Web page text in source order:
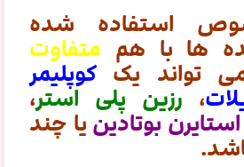
استفاده شده
ها با هم متفاوت
تواند یک کوپلیمر
، رزین پلی استر،
استایرن بوتادینیا چند